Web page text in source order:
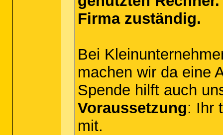
Firma zuständig.
Bei
machen wir da eine
Spende hilft auch
Voraussetzung: Ihr
mit.